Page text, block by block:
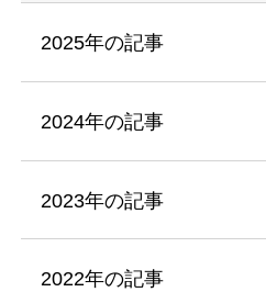
2025年の記事
2024年の記事
2023年の記事
2022年の記事